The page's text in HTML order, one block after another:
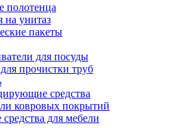
полотенца
унитаз
пакеты
для посуды
прочистки труб
средства
ковровых покрытий
для мебели